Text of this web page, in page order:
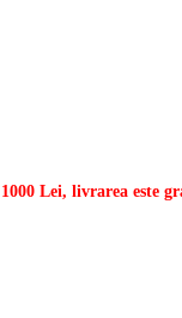
Lei, livrarea este